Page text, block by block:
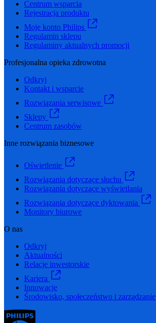
Centrum wsparcia
Rejestracja produktu
Moje konto Philips
Regulamin sklepu
Regulaminy aktualnych promocji
Profesjonalna opieka zdrowotna
Odkryj
Kontakt i wsparcie
Rozwiązania serwisowe
Sklepy
Centrum zasobów
Inne rozwiązania biznesowe
Oświetlenie
Rozwiązania dotyczące słuchu
Rozwiązania dotyczące wyświetlania
Rozwiązania dotyczące dyktowania
Monitory biurowe
O nas
Odkryj
Aktualności
Relacje inwestorskie
Kariera
Innowacje
Środowisko, społeczeństwo i zarządzanie